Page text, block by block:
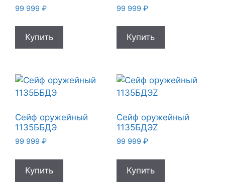
99 999 ₽
Купить
99 999 ₽
Купить
Сейф оружейный
1135ББДЭ
99 999 ₽
Купить
Сейф оружейный
1135БДЭZ
99 999 ₽
Купить